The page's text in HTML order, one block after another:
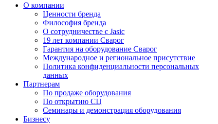
О компании
Ценности бренда
Философия бренда
О сотрудничестве с Jasic
19 лет компании Сварог
Гарантия на оборудование Сварог
Международное и региональное присутствие
Политика конфиденциальности персональных
данных
Партнерам
По продаже оборудования
По открытию СЦ
Семинары и демонстрация оборудования
Бизнесу